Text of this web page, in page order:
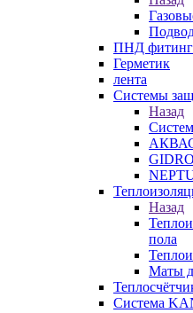
ПНД
Герметик
лента
Системы
Назад
Назад
пола
Маты
Система